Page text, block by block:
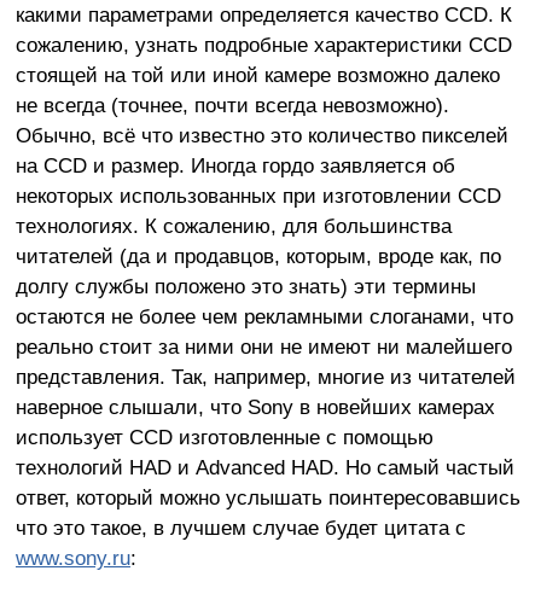
какими параметрами определяется качество CCD. К
сожалению, узнать подробные характеристики CCD
стоящей на той или иной камере возможно далеко
не всегда (точнее, почти всегда невозможно).
Обычно, всё что известно это количество пикселей
на CCD и размер. Иногда гордо заявляется об
некоторых использованных при изготовлении CCD
технологиях. К сожалению, для большинства
читателей (да и продавцов, которым, вроде как, по
долгу службы положено это знать) эти термины
остаются не более чем рекламными слоганами, что
реально стоит за ними они не имеют ни малейшего
представления. Так, например, многие из читателей
наверное слышали, что Sony в новейших камерах
использует CCD изготовленные с помощью
технологий HAD и Advanced HAD. Но самый частый
ответ, который можно услышать поинтересовавшись
что это такое, в лучшем случае будет цитата с
www.sony.ru: